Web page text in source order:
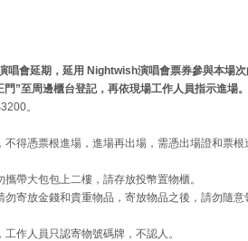
唱會延期，延用 Nightwish演唱會票券參與本場次
”至周邊櫃台登記，再依現場工作人員指示進場。
。
不得憑票根進場，進場再出場，需憑出場證和票根
攜帶大包包上二樓，請存放投幣置物櫃。
勿寄放金錢和貴重物品，寄放物品之後，請勿隨意
工作人員只認寄物號碼牌，不認人。